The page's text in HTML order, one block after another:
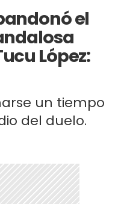
el
López:
un tiempo
del duelo.